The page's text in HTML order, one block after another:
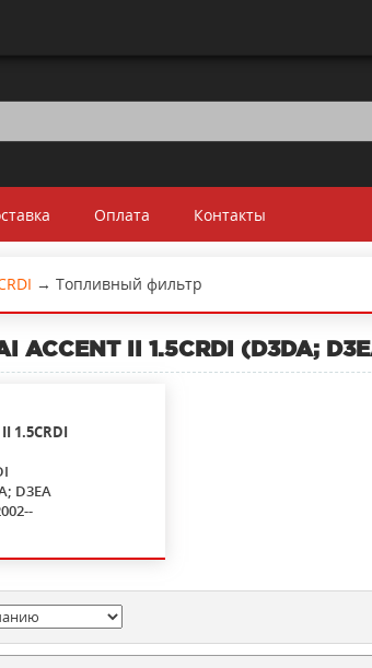
Оплата Контакты
→ Топливный фильтр
ACCENT II 1.5CRDI (D3DA;
II 1.5CRDI
D3EA